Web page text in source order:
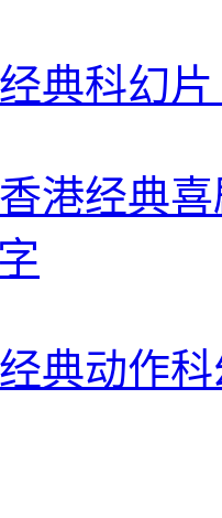
典科幻
港经典
典动作